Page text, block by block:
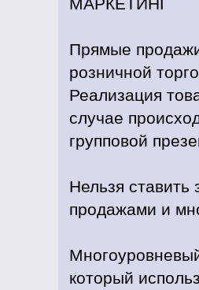
Прямые
розничной
Реализация
случае
групповой
Нельзя
продажами и
который